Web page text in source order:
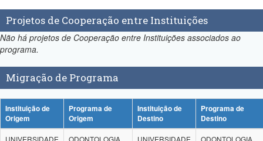
Projetos de Cooperação entre Instituições
Não há projetos de Cooperação entre Instituições associados ao
programa.
Migração de Programa
Instituição de
Origem
Programa de
Origem
Instituição de
Destino
Programa de
Destino
UNIVERSIDADE
ODONTOLOGIA
UNIVERSIDADE
ODONTOLOGIA